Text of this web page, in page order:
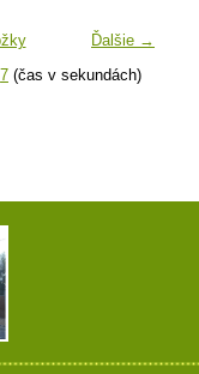
Ďalšie →
7 (čas v sekundách)